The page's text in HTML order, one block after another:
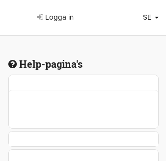
Logga in SE
Help-pagina's